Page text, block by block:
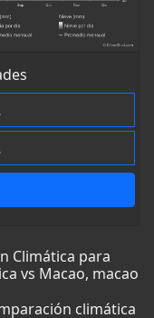
Climática para
vs Macao, macao
climática